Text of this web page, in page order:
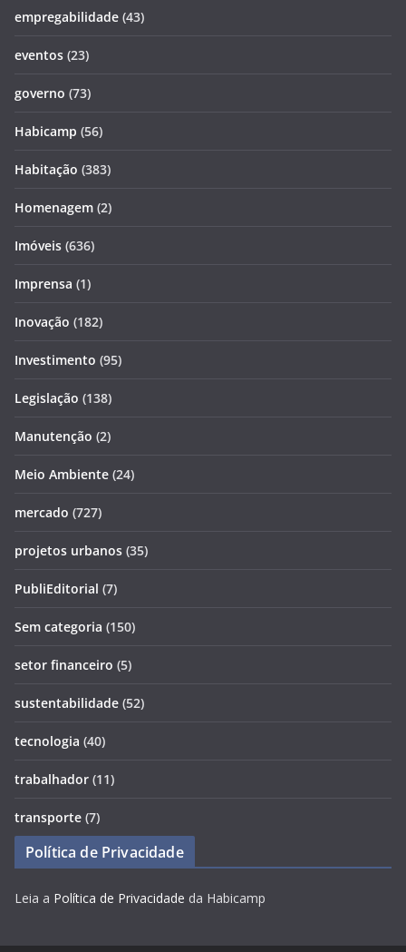
empregabilidade (43)
eventos (23)
governo (73)
Habicamp (56)
Habitação (383)
Homenagem (2)
Imóveis (636)
Imprensa (1)
Inovação (182)
Investimento (95)
Legislação (138)
Manutenção (2)
Meio Ambiente (24)
mercado (727)
projetos urbanos (35)
PubliEditorial (7)
Sem categoria (150)
setor financeiro (5)
sustentabilidade (52)
tecnologia (40)
trabalhador (11)
transporte (7)
Política de Privacidade
Leia a Política de Privacidade da Habicamp